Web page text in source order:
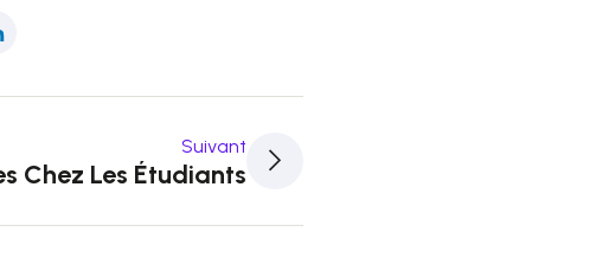
Suivant
Chez Les Étudiants